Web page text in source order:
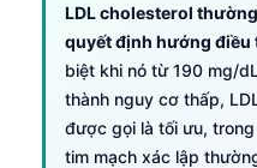
LDL cholesterol
quyết định hướng
biệt khi nó từ 190 mg/
thành nguy cơ thấp,
được gọi là tối ưu,
tim mạch xác lập